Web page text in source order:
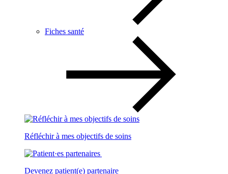
Fiches santé
Réfléchir à mes objectifs de soins
Devenez patient(e) partenaire